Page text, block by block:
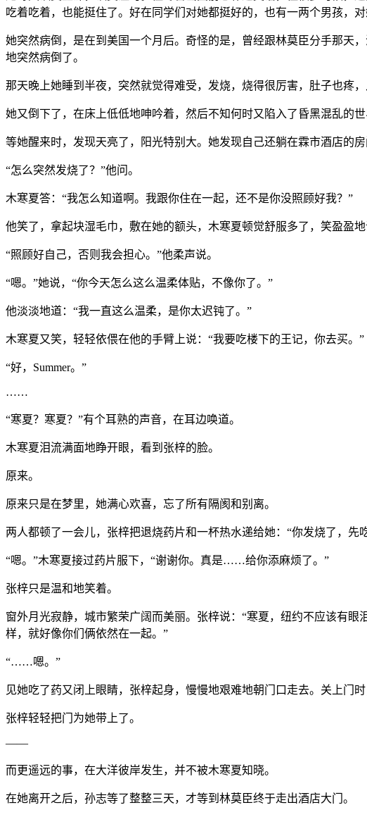
吃着吃着，也能挺住了。好在同学们对她都挺好的，也有一两个男孩，
她突然病倒，是在到美国一个月后。奇怪的是，曾经跟林莫臣分手那天
地突然病倒了。
那天晚上她睡到半夜，突然就觉得难受，发烧，烧得很厉害，肚子也疼
她又倒下了，在床上低低地呻吟着，然后不知何时又陷入了昏黑混乱的世
等她醒来时，发现天亮了，阳光特别大。她发现自己还躺在霖市酒店的
“怎么突然发烧了？”他问。
木寒夏答：“我怎么知道啊。我跟你住在一起，还不是你没照顾好我？”
他笑了，拿起块湿毛巾，敷在她的额头，木寒夏顿觉舒服多了，笑盈盈地
“照顾好自己，否则我会担心。”他柔声说。
“嗯。”她说，“你今天怎么这么温柔体贴，不像你了。”
他淡淡地道：“我一直这么温柔，是你太迟钝了。”
木寒夏又笑，轻轻依偎在他的手臂上说：“我要吃楼下的王记，你去买。”
“好，Summer。”
……
“寒夏？寒夏？”有个耳熟的声音，在耳边唤道。
木寒夏泪流满面地睁开眼，看到张梓的脸。
原来。
原来只是在梦里，她满心欢喜，忘了所有隔阂和别离。
两人都顿了一会儿，张梓把退烧药片和一杯热水递给她：“你发烧了，
“嗯。”木寒夏接过药片服下，“谢谢你。真是……给你添麻烦了。”
张梓只是温和地笑着。
窗外月光寂静，城市繁荣广阔而美丽。张梓说：“寒夏，纽约不应该有
样，就好像你们俩依然在一起。”
“……嗯。”
见她吃了药又闭上眼睛，张梓起身，慢慢地艰难地朝门口走去。关上门
张梓轻轻把门为她带上了。
——
而更遥远的事，在大洋彼岸发生，并不被木寒夏知晓。
在她离开之后，孙志等了整整三天，才等到林莫臣终于走出酒店大门。